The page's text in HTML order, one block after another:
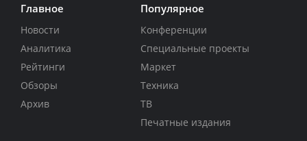
Главное
Новости
Аналитика
Рейтинги
Обзоры
Архив
Популярное
Конференции
Специальные проекты
Маркет
Техника
ТВ
Печатные издания